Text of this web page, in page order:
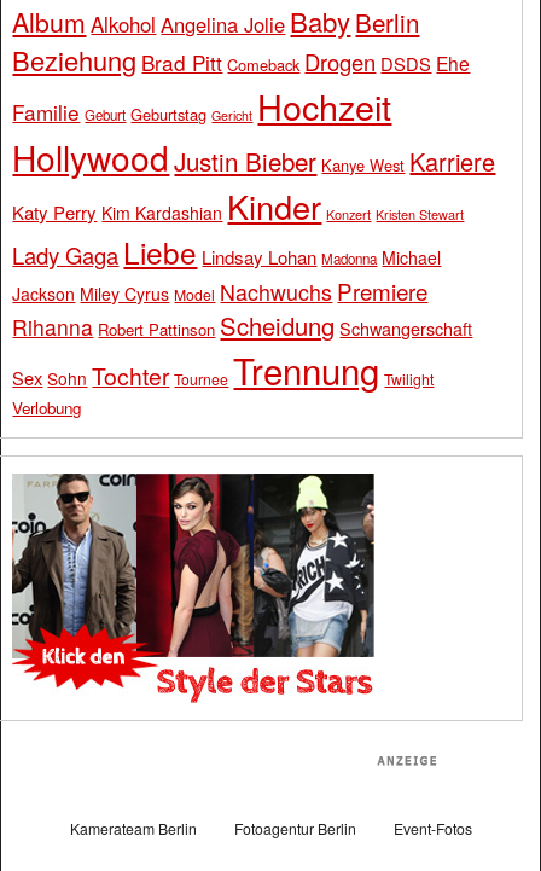
Album Alkohol Angelina Jolie BabyBerlin
Beziehung Brad Pitt Comeback Drogen DSDS Ehe
Familie Geburt Geburtstag Gericht Hochzeit
Hollywood Justin Bieber Kanye West Karriere
Katy Perry Kim Kardashian Kinder Konzert Kristen Stewart
Lady Gaga Liebe Lindsay Lohan Madonna Michael
Jackson Miley Cyrus Model Nachwuchs Premiere
Rihanna Robert Pattinson Scheidung Schwangerschaft
Sex Sohn Tochter Tournee Trennung Twilight
Verlobung
Kamerateam Berlin Fotoagentur Berlin Event-Fotos